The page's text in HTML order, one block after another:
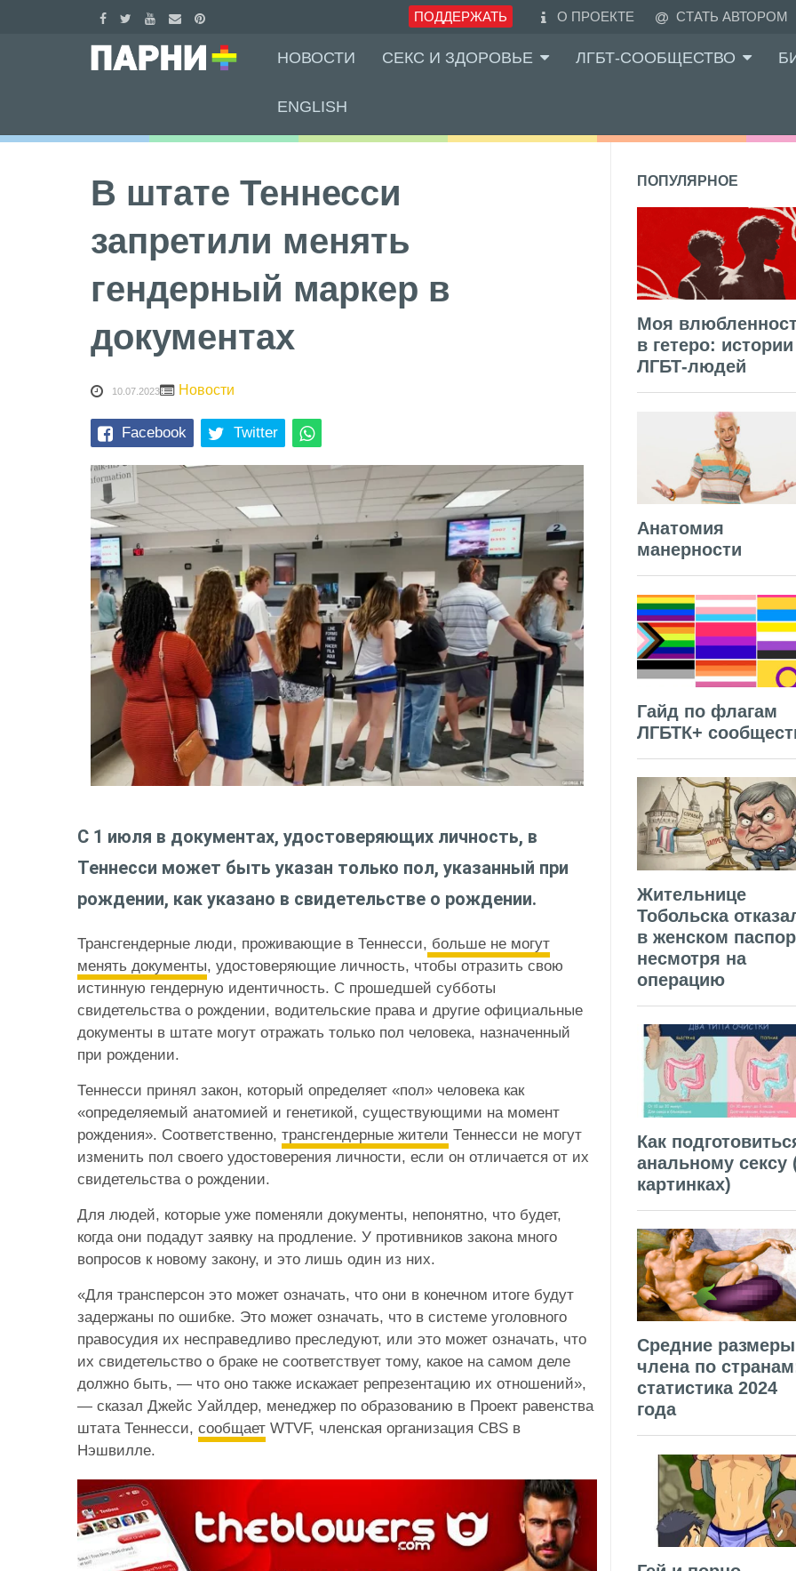
ПОДДЕРЖАТЬ О ПРОЕКТЕ СТАТЬ АВТОРОМ
НОВОСТИ СЕКС И ЗДОРОВЬЕ ЛГБТ-СООБЩЕСТВО
ENGLISH
В штате Теннесси
запретили менять
гендерный маркер в
документах
10.07.2023 Новости
Facebook Twitter
С 1 июля в документах, удостоверяющих личность, в
Теннесси может быть указан только пол, указанный при
рождении, как указано в свидетельстве о рождении.
Трансгендерные люди, проживающие в Теннесси, больше не могут
менять документы, удостоверяющие личность, чтобы отразить свою
истинную гендерную идентичность. С прошедшей субботы
свидетельства о рождении, водительские права и другие официальные
документы в штате могут отражать только пол человека, назначенный
при рождении.
Теннесси принял закон, который определяет «пол» человека как
«определяемый анатомией и генетикой, существующими на момент
рождения». Соответственно, трансгендерные жители Теннесси не могут
изменить пол своего удостоверения личности, если он отличается от их
свидетельства о рождении.
Для людей, которые уже поменяли документы, непонятно, что будет,
когда они подадут заявку на продление. У противников закона много
вопросов к новому закону, и это лишь один из них.
«Для трансперсон это может означать, что они в конечном итоге будут
задержаны по ошибке. Это может означать, что в системе уголовного
правосудия их несправедливо преследуют, или это может означать, что
их свидетельство о браке не соответствует тому, какое на самом деле
должно быть, — что оно также искажает репрезентацию их отношений»,
— сказал Джейс Уайлдер, менеджер по образованию в Проект равенства
штата Теннесси, сообщает WTVF, членская организация CBS в
Нэшвилле.
ПОПУЛЯРНОЕ
Моя
в гетеро: истории
ЛГБТ-людей
Анатомия
манерности
Гайд по флагам
ЛГБТК+
Жительнице
Тобольска
в женском
несмотря на
операцию
Как
анальному сексу
картинках)
Средние размеры
члена по
статистика 2024
года